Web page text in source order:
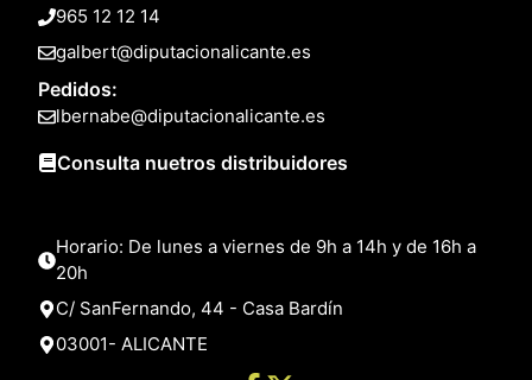
965 12 12 14
galbert@diputacionalicante.es
Pedidos:
lbernabe@diputacionalicante.es
Consulta nuetros distribuidores
Horario: De lunes a viernes de 9h a 14h y de 16h a
20h
C/ SanFernando, 44 - Casa Bardín
03001- ALICANTE